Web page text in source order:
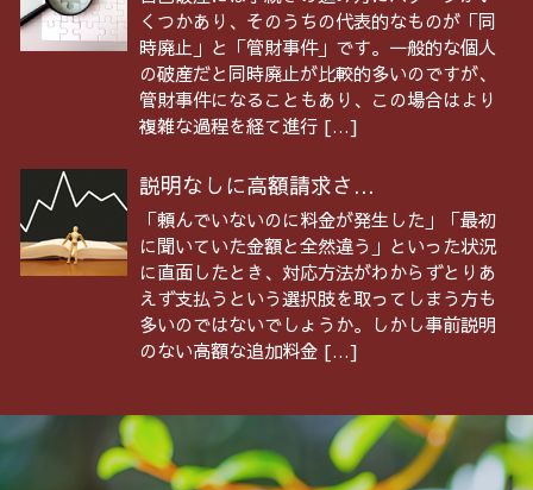
くつかあり、そのうちの代表的なものが「同
時廃止」と「管財事件」です。一般的な個人
の破産だと同時廃止が比較的多いのですが、
管財事件になることもあり、この場合はより
複雑な過程を経て進行 […]
説明なしに高額請求さ...
「頼んでいないのに料金が発生した」「最初
に聞いていた金額と全然違う」といった状況
に直面したとき、対応方法がわからずとりあ
えず支払うという選択肢を取ってしまう方も
多いのではないでしょうか。しかし事前説明
のない高額な追加料金 […]